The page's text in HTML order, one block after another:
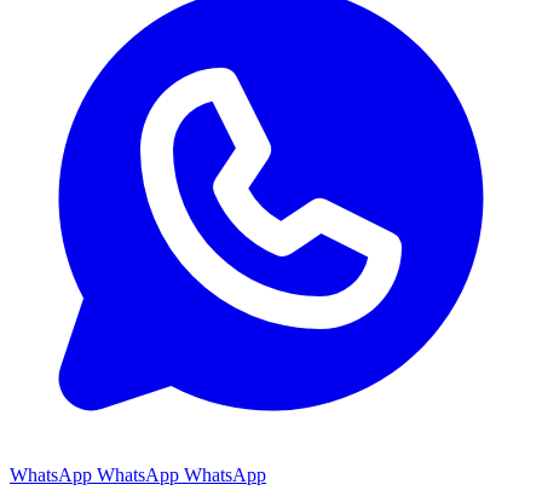
WhatsApp WhatsApp WhatsApp